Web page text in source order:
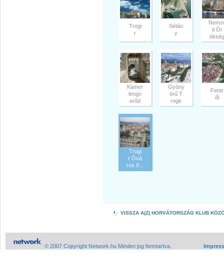
Trogi
r
Sétán
y
ti Ör
ökség
Kamer
lengo
erőd
Gyöny
örű T
rogir
Fentr
ől
Trogi
r Óvá
ros 0...
VISSZA A(Z) HORVÁTORSZÁG KLUB
© 2007 Copyright Network.hu Minden jog fenntartva.